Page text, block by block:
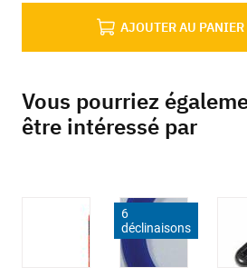
AJOUTER AU PANIER
Vous pourriez
être intéressé par
6
déclinaisons